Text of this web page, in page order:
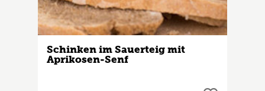
Schinken im Sauerteig mit
Aprikosen-Senf